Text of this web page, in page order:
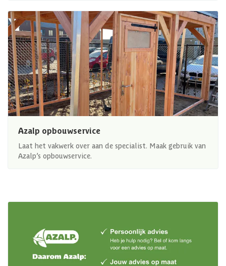
Azalp opbouwservice
Laat het vakwerk over aan de specialist. Maak gebruik van
Azalp’s opbouwservice.